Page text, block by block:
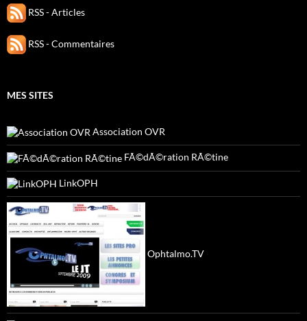
RSS - Articles
RSS - Commentaires
MES SITES
Association OVR
FÃ©dÃ©ration RÃ©tine
LinkOPH
Ophtalmo.TV